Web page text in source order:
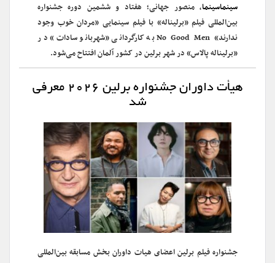
سینماسینما، منصور جهانی؛ هفتاد و ششمین دوره جشنواره
بین‌المللی فیلم «برلیناله» با فیلم سینمایی «مردان خوب وجود
ندارند» No Good Men به کارگردانی «شهربانو سادات» در
«برلیناله پالاس» در شهر برلین در کشور آلمان افتتاح می‌شود.
هیأت داوران جشنواره برلین ۲۰۲۶ معرفی
شد
جشنواره فیلم برلین اعضای هیات داوران بخش مسابقه بین‌المللی